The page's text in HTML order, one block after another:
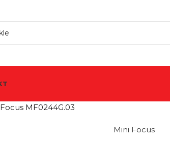
MF0244G.03
Mini Focus